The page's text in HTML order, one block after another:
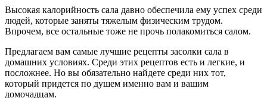
Высокая калорийность сала давно обеспечила ему успех среди
людей, которые заняты тяжелым физическим трудом.
Впрочем, все остальные тоже не прочь полакомиться салом.
Предлагаем вам самые лучшие рецепты засолки сала в
домашних условиях. Среди этих рецептов есть и легкие, и
посложнее. Но вы обязательно найдете среди них тот,
который придется по душем именно вам и вашим
домочадцам.